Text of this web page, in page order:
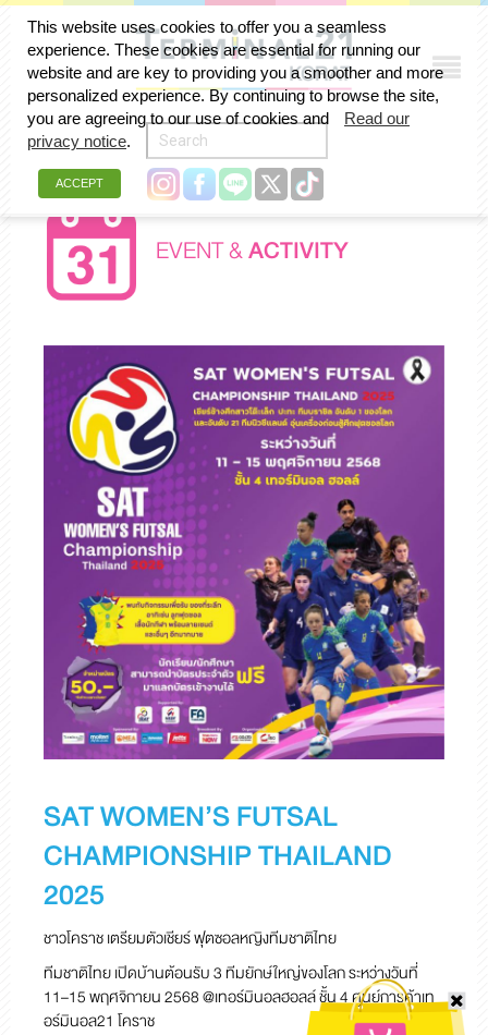
EVENT &ACTIVITY
SAT WOMEN’S FUTSAL
CHAMPIONSHIP THAILAND
2025
ชาวโคราช เตรียมตัวเชียร์ ฟุตซอลหญิงทีมชาติไทย
ทีมชาติไทย เปิดบ้านต้อนรับ 3 ทีมยักษ์ใหญ่ของโลก ระหว่างวันที่
11–15 พฤศจิกายน 2568@เทอร์มินอลฮอลล์ ชั้น 4 ศูนย์การค้าเท
อร์มินอล21 โคราช
This website uses cookies to offer you a seamless
experience. These cookies are essential for running our
website and are key to providing you a smoother and more
personalized experience. By continuing to browse the site,
you are agreeing to our use of cookies and
Read our
privacy notice.
ACCEPT